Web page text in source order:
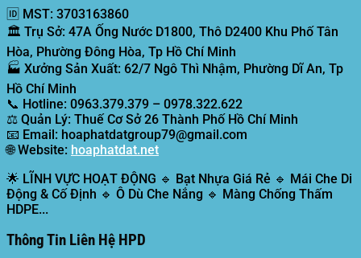
🆔 MST: 3703163860
🏛️ Trụ Sở: 47A Ống Nước D1800, Thô D2400 Khu Phố Tân
Hòa, Phường Đông Hòa, Tp Hồ Chí Minh
🏭 Xưởng Sản Xuất: 62/7 Ngô Thì Nhậm, Phường Dĩ An, Tp
Hồ Chí Minh
📞 Hotline: 0963.379.379 – 0978.322.622
⚖️ Quản Lý: Thuế Cơ Sở 26 Thành Phố Hồ Chí Minh
📧 Email: hoaphatdatgroup79@gmail.com
🌐Website: hoaphatdat.net
🌟 LĨNH VỰC HOẠT ĐỘNG 🔹 Bạt Nhựa Giá Rẻ 🔹 Mái Che Di
Động & Cố Định 🔹 Ô Dù Che Nắng 🔹 Màng Chống Thấm
HDPE...
Thông Tin Liên Hệ HPD